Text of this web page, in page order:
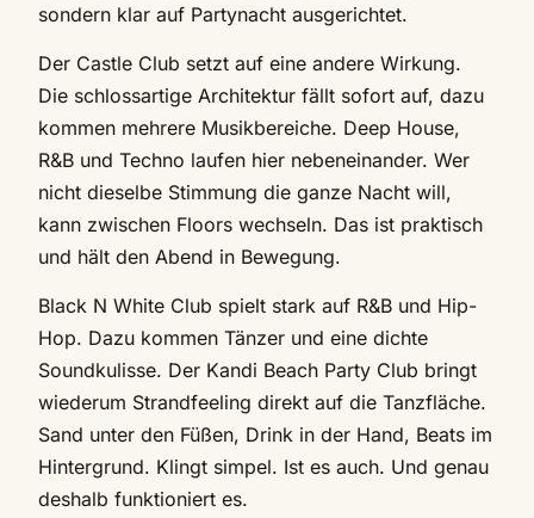
sondern klar auf Partynacht ausgerichtet.
Der Castle Club setzt auf eine andere Wirkung.
Die schlossartige Architektur fällt sofort auf, dazu
kommen mehrere Musikbereiche. Deep House,
R&B und Techno laufen hier nebeneinander. Wer
nicht dieselbe Stimmung die ganze Nacht will,
kann zwischen Floors wechseln. Das ist praktisch
und hält den Abend in Bewegung.
Black N White Club spielt stark auf R&B und Hip-
Hop. Dazu kommen Tänzer und eine dichte
Soundkulisse. Der Kandi Beach Party Club bringt
wiederum Strandfeeling direkt auf die Tanzfläche.
Sand unter den Füßen, Drink in der Hand, Beats im
Hintergrund. Klingt simpel. Ist es auch. Und genau
deshalb funktioniert es.